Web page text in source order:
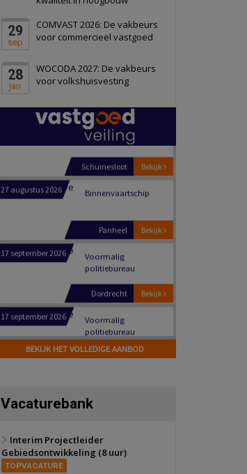
29
sep
COMVAST 2026: De vakbeurs
voor commercieel vastgoed
28
jan
WOCODA 2027: De vakbeurs
voor volkshuisvesting
Schiedam
22 september 2026 Attractiepark
Bekijk
Oranje
28 september 2026
bedrijventerrein
Schuinesloot
Binnenvaartschip
Bekijk
Panheel
Voormalig
politiebureau
Dordrecht
Voormalig
politiebureau
Hilversum
17 september 2026
Voormalig
Zwanenburg
BEKIJK HET VOLLEDIGE AANBOD
Vacaturebank
Interim Projectleider
Gebiedsontwikkeling (8 uur)
TOPVACATURE